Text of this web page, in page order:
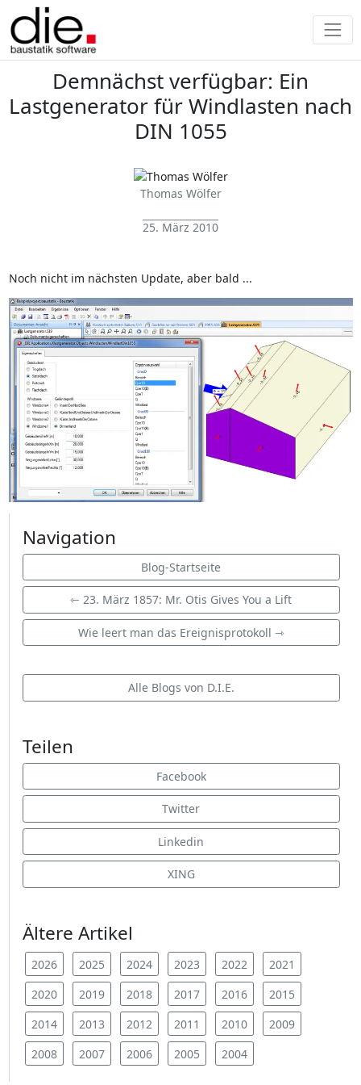
Demnächst verfügbar: Ein
Lastgenerator für Windlasten nach
DIN 1055
Thomas Wölfer
25. März 2010
Noch nicht im nächsten Update, aber bald ...
Navigation
Blog-Startseite
⇽ 23. März 1857: Mr. Otis Gives You a Lift
Wie leert man das Ereignisprotokoll ⇾
Alle Blogs von D.I.E.
Teilen
Facebook
Twitter
Linkedin
XING
Ältere Artikel
2026 2025 2024 2023 2022
2021
2020
2019 2018 2017 2016
2015
2014
2013 2012 2011 2010
2009
2008
2007 2006 2005 2004